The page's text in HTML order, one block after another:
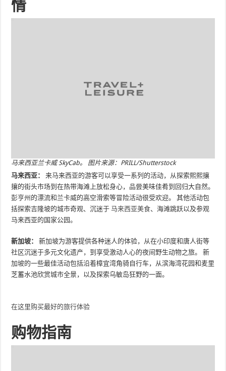
情
马来西亚兰卡威 SkyCab。 图片来源：PRILL/Shutterstock
马来西亚：
来马来西亚的游客可以享受一系列的活动，从探索熙熙攘
攘的街头市场到在热带海滩上放松身心，品尝美味佳肴到回归大自然。
彭亨州的漂流和兰卡威的高空滑索等冒险活动很受欢迎。 其他活动包
括探索吉隆坡的城市奇观、沉迷于马来西亚美食、海滩跳跃以及参观
马来西亚的国家公园。
新加坡：
新加坡为游客提供各种迷人的体验，从在小印度和唐人街等
社区沉迷于多元文化遗产，到享受激动人心的夜间野生动物之旅。 新
加坡的一些最佳活动包括沿着樟宜湾角骑自行车，从滨海湾花园和麦里
芝蓄水池欣赏城市全景，以及探索乌敏岛狂野的一面。
在这里购买最好的旅行体验
购物指南